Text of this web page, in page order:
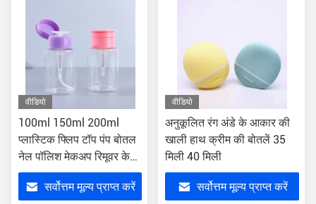
वीडियो
100ml 150ml 200ml
प्लास्टिक फ्लिप टॉप पंप बोतल
नेल पॉलिश मेकअप रिमूवर के
लिए
सर्वोत्तम मूल्य प्राप्त करें
वीडियो
अनुकूलित रंग अंडे के आकार की
खाली हाथ क्रीम की बोतलें 35
मिली 40 मिली
सर्वोत्तम मूल्य प्राप्त करें